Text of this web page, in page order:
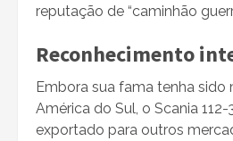
reputação de “caminhão
Reconhecimento
Embora sua fama tenha sido
América do Sul, o Scania
exportado para outros